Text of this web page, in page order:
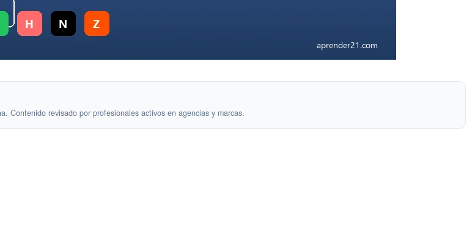
Contenido revisado por profesionales activos en agencias y marcas.